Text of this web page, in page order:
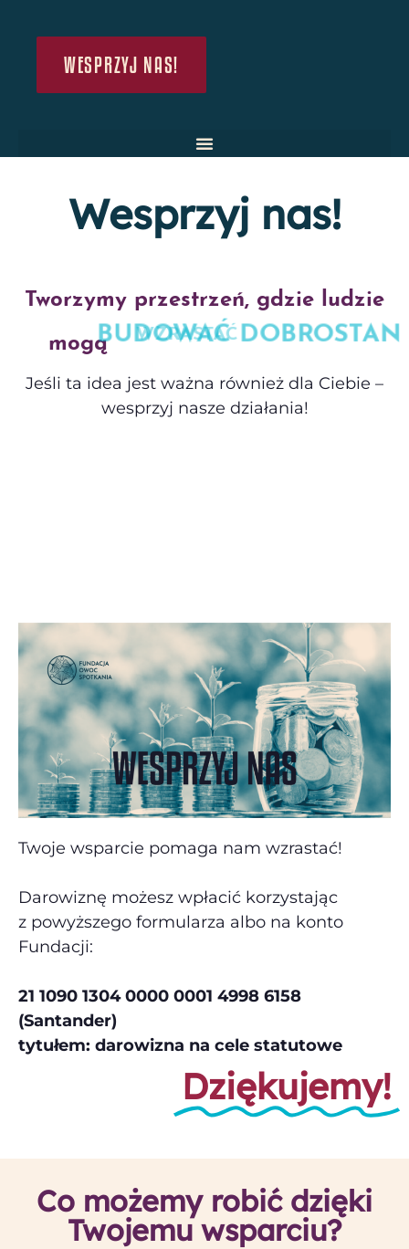
WESPRZYJ NAS!
Wesprzyj nas!
Tworzymy przestrzeń, gdzie ludzie
mogą
WZRASTAĆ
BUDOWAĆ DOBROSTAN
Jeśli ta idea jest ważna również dla Ciebie –
wesprzyj nasze działania!
Twoje wsparcie pomaga nam wzrastać!
Darowiznę możesz wpłacić korzystając
z powyższego formularza albo na konto
Fundacji:
21 1090 1304 0000 0001 4998 6158
(Santander)
tytułem: darowizna na cele statutowe
Dziękujemy!
Co możemy robić dzięki
Twojemu wsparciu?